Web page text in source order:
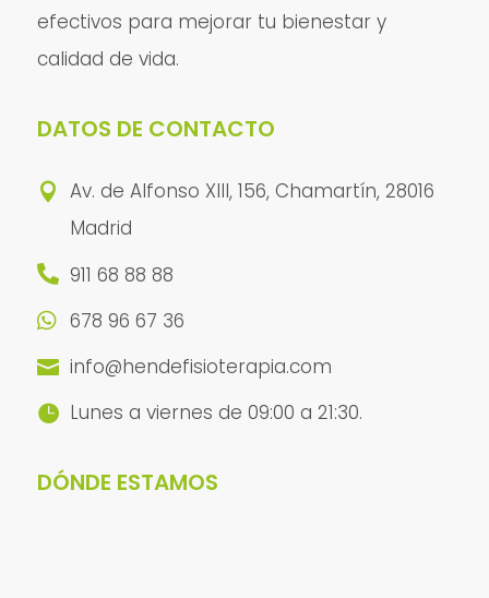
efectivos para mejorar tu bienestar y
calidad de vida.
DATOS DE CONTACTO

Av. de Alfonso XIII, 156, Chamartín, 28016
Madrid
 911 68 88 88
 678 96 67 36
 info@hendefisioterapia.com
 Lunes a viernes de 09:00 a 21:30.
DÓNDE ESTAMOS